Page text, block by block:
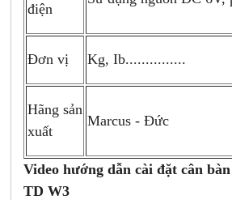
điện
Đơn vị Kg, Ib...............
Hãng sản
xuất
Marcus - Đức
Video hướng dẫn cài đặt cân
TD W3